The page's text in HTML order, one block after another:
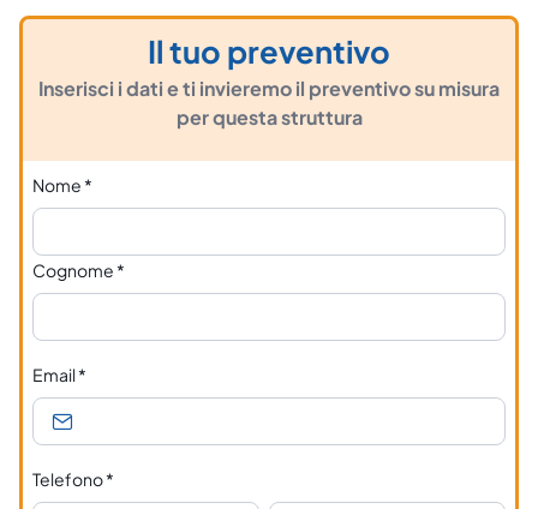
Il tuo preventivo
Inserisci i dati e ti invieremo il preventivo su misura
per questa struttura
Nome*
Cognome*
Email*
Telefono*